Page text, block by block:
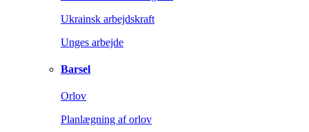
Ukrainsk arbejdskraft
Unges arbejde
Barsel
Orlov
Planlægning af orlov